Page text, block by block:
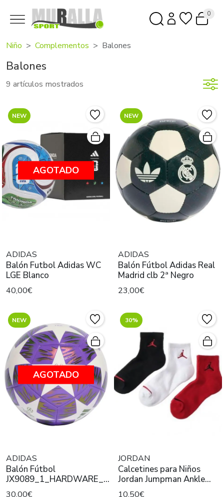
0
Niño Complementos Balones
Balones
9 artículos mostrados
NEW
AGOTADO
ADIDAS
Balón Futbol Adidas WC
LGE Blanco
40,00€
NEW
ADIDAS
Balón Fútbol Adidas Real
Madrid clb 2ª Negro
23,00€
NEW
AGOTADO
ADIDAS
Balón Fútbol
JX9089_1_HARDWARE_PhotograAdidas
UCL TRN Morado
30,00€
30%
JORDAN
Calcetines para Niños
Jordan Jumpman Ankle
Tricolor
10,50€